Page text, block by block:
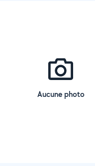
Aucune photo